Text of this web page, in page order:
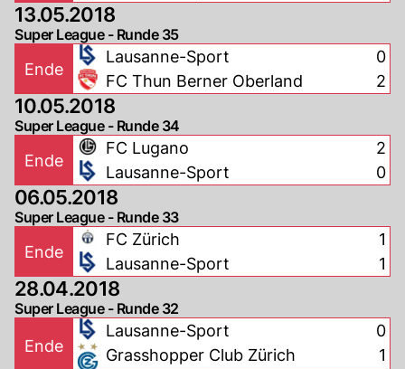
13.05.2018
Super League - Runde 35
Ende
Lausanne-Sport
FC Thun Berner Oberland
0
2
10.05.2018
Super League - Runde 34
Ende
FC Lugano
Lausanne-Sport
2
0
06.05.2018
Super League - Runde 33
Ende
FC Zürich
Lausanne-Sport
1
1
28.04.2018
Super League - Runde 32
Ende
Lausanne-Sport
Grasshopper Club Zürich
0
1